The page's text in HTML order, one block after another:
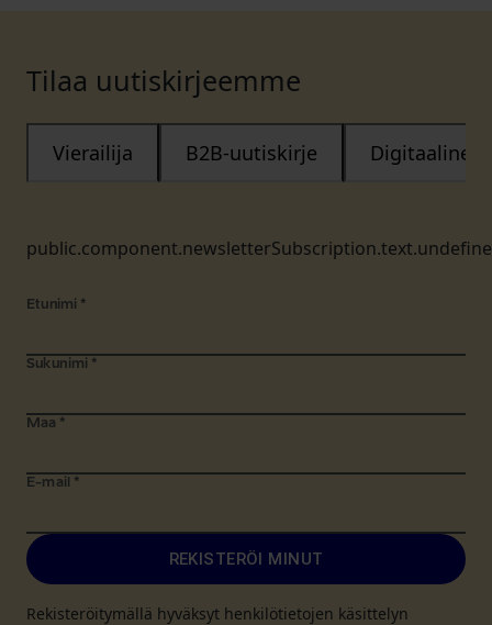
Tilaa uutiskirjeemme
Vierailija B2B-uutiskirje Digitaalinen
Etunimi *
Sukunimi *
Maa *
E-mail *
REKISTERÖI MINUT
Rekisteröitymällä hyväksyt henkilötietojen käsittelyn